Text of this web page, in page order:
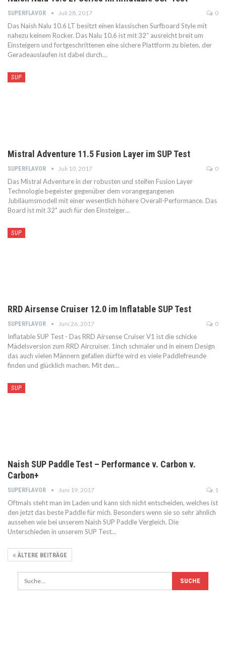
SUPERFLAVOR Juli 28, 2017 0
Das Naish Nalu 10.6 LT besitzt einen klassischen Surfboard Style mit
nahezu keinem Rocker. Das Nalu 10.6 ist mit 32“ ausreicht breit um
Einsteigern und fortgeschrittenen eine sichere Plattform zu bieten, der
Geradeauslaufen ist dabei durch…
SUP
Mistral Adventure 11.5 Fusion Layer im SUP Test
SUPERFLAVOR Juli 10, 2017 0
Das Mistral Adventure in der robusten und steifen Fusion Layer
Technologie begeister gegenüber dem vorangegangenen
Jubiläumsmodell mit einer wesentlich höhere Overall-Performance. Das
Board ist mit 32" auch für den Einsteiger…
SUP
RRD Airsense Cruiser 12.0 im Inflatable SUP Test
SUPERFLAVOR Juni 26, 2017 0
Inflatable SUP Test - Das RRD Airsense Cruiser V1 ist die schicke
Mädelsversion zum RRD Aircruiser. 1inch schmaler und in einem Design
das auch vielen Männern gefallen dürfte wird es viele Paddlefreunde
finden und glücklich machen. Mit den…
SUP
Naish SUP Paddle Test – Performance v. Carbon v.
Carbon+
SUPERFLAVOR Juni 19, 2017 1
Oftmals steht man im Laden und kann sich nicht entscheiden, welches ist
den jetzt das beste Paddle für mich. Besonders wenn sie so sehr ähnlich
aussehen wie bei unserem Naish SUP Paddle Vergleich. Die
Unterschieden in unserem SUP Test…
ÄLTERE BEITRÄGE